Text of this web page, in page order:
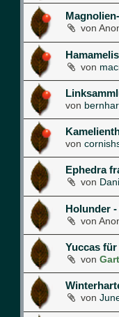
von
von
von
von
Ephedra
von
Holunder
von
Yuccas
von
von